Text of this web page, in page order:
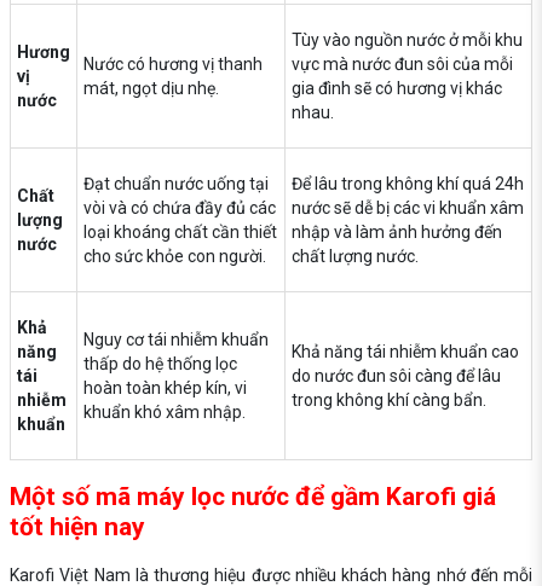
Hương
vị
nước
Nước có hương vị thanh
mát, ngọt dịu nhẹ.
Tùy vào nguồn nước ở mỗi khu
vực mà nước đun sôi của mỗi
gia đình sẽ có hương vị khác
nhau.
Chất
lượng
nước
Đạt chuẩn nước uống tại
vòi và có chứa đầy đủ các
loại khoáng chất cần thiết
cho sức khỏe con người.
Để lâu trong không khí quá 24h
nước sẽ dễ bị các vi khuẩn xâm
nhập và làm ảnh hưởng đến
chất lượng nước.
Khả
năng
tái
nhiễm
khuẩn
Nguy cơ tái nhiễm khuẩn
thấp do hệ thống lọc
hoàn toàn khép kín, vi
khuẩn khó xâm nhập.
Khả năng tái nhiễm khuẩn cao
do nước đun sôi càng để lâu
trong không khí càng bẩn.
Một số mã máy lọc nước để gầm Karofi giá
tốt hiện nay
Karofi Việt Nam là thương hiệu được nhiều khách hàng nhớ đến mỗi